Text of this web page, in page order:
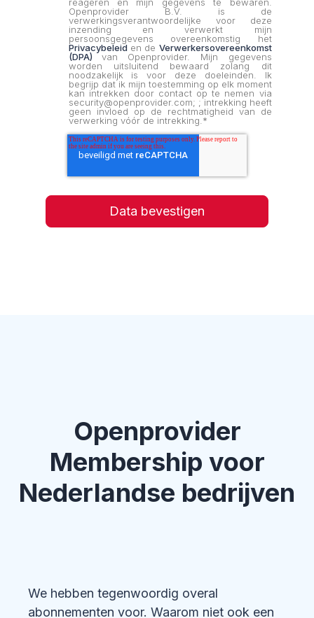
reageren en mijn gegevens te bewaren.
Openprovider B.V. is de
verwerkingsverantwoordelijke voor deze
inzending en verwerkt mijn
persoonsgegevens overeenkomstig het
Privacybeleiden de Verwerkersovereenkomst
(DPA) van Openprovider. Mijn gegevens
worden uitsluitend bewaard zolang dit
noodzakelijk is voor deze doeleinden. Ik
begrijp dat ik mijn toestemming op elk moment
kan intrekken door contact op te nemen via
security@openprovider.com; ; intrekking heeft
geen invloed op de rechtmatigheid van de
verwerking vóór de intrekking.*
Openprovider
Membership voor
Nederlandse bedrijven
We hebben tegenwoordig overal
abonnementen voor. Waarom niet ook een